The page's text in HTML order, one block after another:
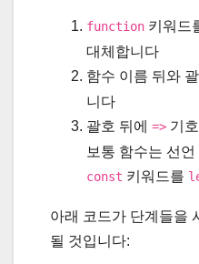
function 키워드
대체합니다
함수 이름 뒤와
니다
괄호 뒤에 => 기
보통 함수는 선
const 키워드를
아래 코드가 단계들을
될 것입니다: